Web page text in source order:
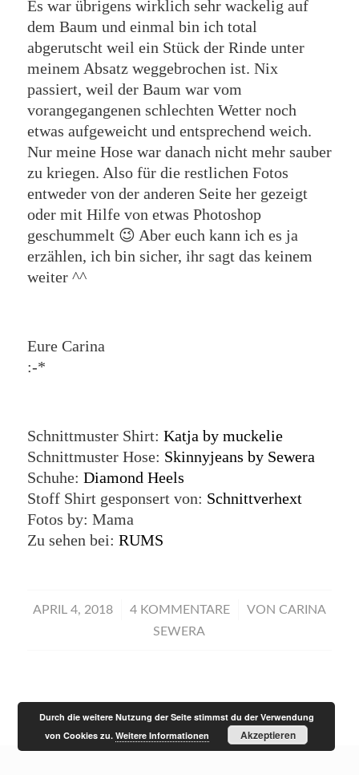
Es war übrigens wirklich sehr wackelig auf
dem Baum und einmal bin ich total
abgerutscht weil ein Stück der Rinde unter
meinem Absatz weggebrochen ist. Nix
passiert, weil der Baum war vom
vorangegangenen schlechten Wetter noch
etwas aufgeweicht und entsprechend weich.
Nur meine Hose war danach nicht mehr sauber
zu kriegen. Also für die restlichen Fotos
entweder von der anderen Seite her gezeigt
oder mit Hilfe von etwas Photoshop
geschummelt 😉 Aber euch kann ich es ja
erzählen, ich bin sicher, ihr sagt das keinem
weiter ^^
Eure Carina
:-*
Schnittmuster Shirt: Katja by muckelie
Schnittmuster Hose: Skinnyjeans by Sewera
Schuhe: Diamond Heels
Stoff Shirt gesponsert von: Schnittverhext
Fotos by: Mama
Zu sehen bei: RUMS
APRIL 4, 2018
/ 4 KOMMENTARE
/ VON CARINA
SEWERA
Durch die weitere Nutzung der Seite stimmst du der Verwendung
von Cookies zu.Weitere Informationen Akzeptieren